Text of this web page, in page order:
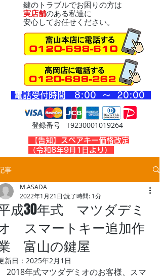
鍵のトラブルでお困りの方は
実店舗のある私達に
安心してお任せください。
登録番号 T9230001019264
​電話受付時間 8:00 ～ 20:00
​【告知】スペアキー価格改定
（令和8年9月1日より）
事
成30年式 マツダデミ
スマートキー追加作
富山の鍵屋
M.ASADA
2022年1月21日 読了時間: 1分
新日： 2025年2月1日
2018年式マツダデミオのお客様、スマ